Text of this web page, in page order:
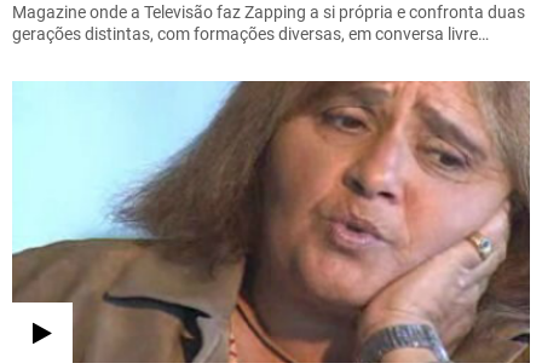
Magazine onde a Televisão faz Zapping a si própria e confronta duas
gerações distintas, com formações diversas, em conversa livre…